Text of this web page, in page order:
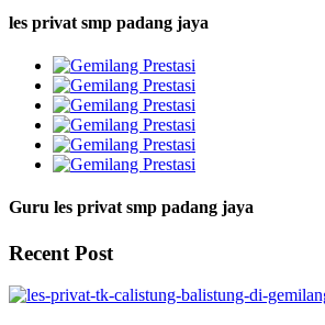
les privat smp padang jaya
Guru les privat smp padang jaya
Recent Post